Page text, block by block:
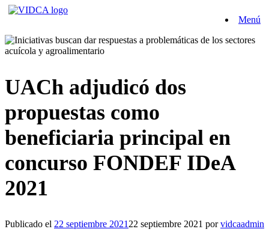
Saltar
Menú
UACh adjudicó dos
propuestas como
beneficiaria principal en
concurso FONDEF IDeA
2021
Publicado el 22 septiembre 2021 22 septiembre 2021 porvidcaadmin